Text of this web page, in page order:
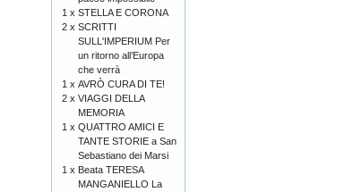
1 x STELLA E CORONA
2 x SCRITTI
SULL'IMPERIUM Per
un ritorno all’Europa
che verrà
1 x AVRÒ CURA DI TE!
2 x VIAGGI DELLA
MEMORIA
1 x QUATTRO AMICI E
TANTE STORIE a San
Sebastiano dei Marsi
1 x Beata TERESA
MANGANIELLO La